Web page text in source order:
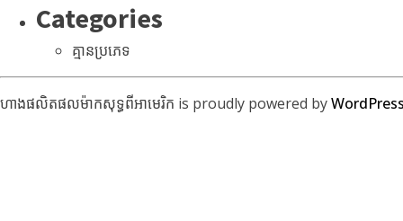
Categories
គ្មានប្រភេទ
ហាងផលិតផលម៉ាកសុទ្ធពីអាមេរិក is proudly powered by